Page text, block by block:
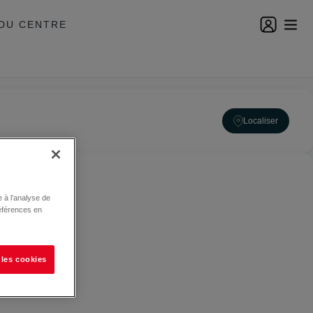
CENTRE
Localiser
l’analyse de
en
cookies